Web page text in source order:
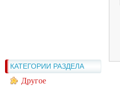
КАТЕГОРИИ РАЗДЕЛА
Другое